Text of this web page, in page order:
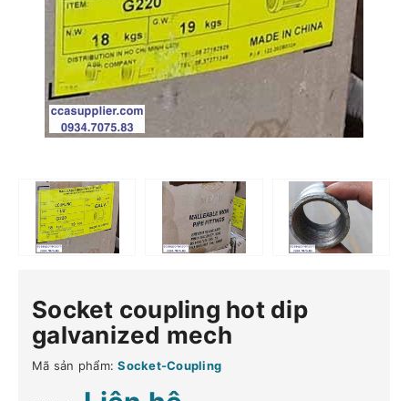
Socket coupling hot dip
galvanized mech
Mã sản phẩm: Socket-Coupling